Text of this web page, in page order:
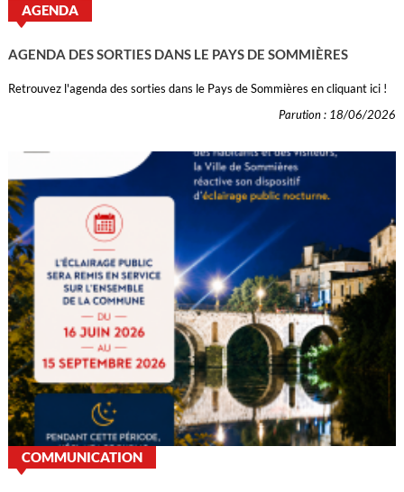
AGENDA
AGENDA DES SORTIES DANS LE PAYS DE SOMMIÈRES
Retrouvez l'agenda des sorties dans le Pays de Sommières en cliquant ici !
Parution : 18/06/2026
COMMUNICATION